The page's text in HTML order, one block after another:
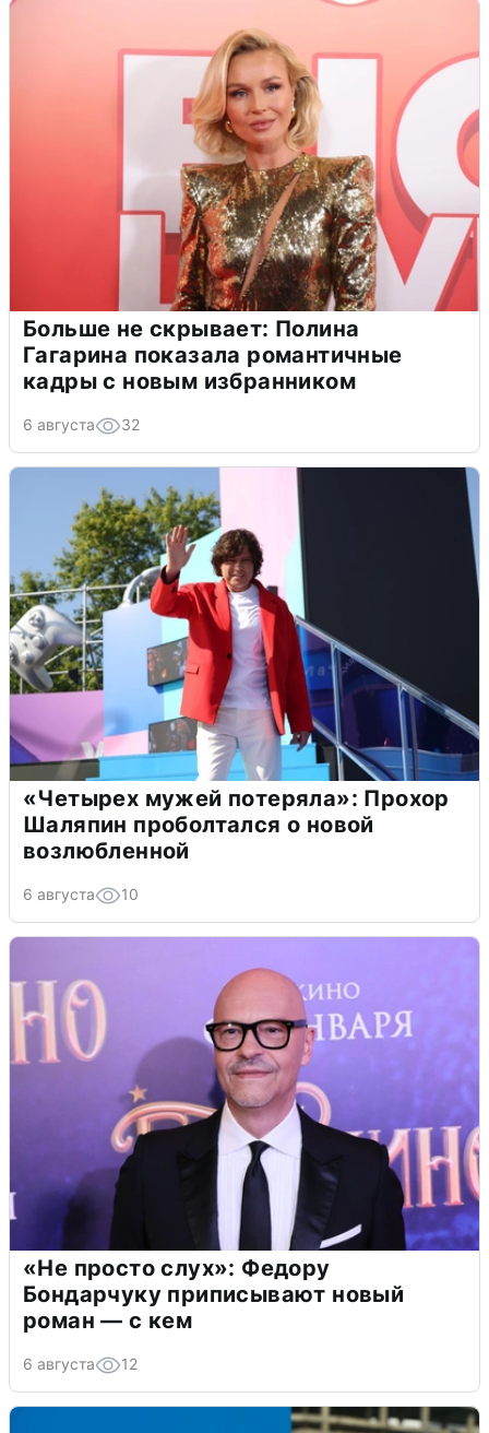
Больше не скрывает: Полина
Гагарина показала романтичные
кадры с новым избранником
6 августа 32
«Четырех мужей потеряла»: Прохор
Шаляпин проболтался о новой
возлюбленной
6 августа 10
«Не просто слух»: Федору
Бондарчуку приписывают новый
роман — с кем
6 августа 12